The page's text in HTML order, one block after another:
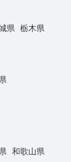
県
栃木県
和歌山県